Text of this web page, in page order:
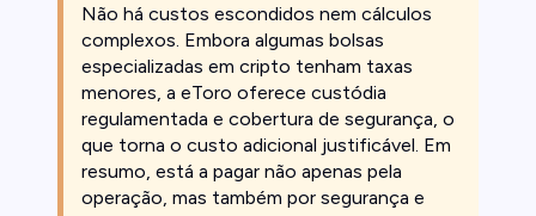
Não há custos escondidos nem cálculos
complexos. Embora algumas bolsas
especializadas em cripto tenham taxas
menores, a eToro oferece custódia
regulamentada e cobertura de segurança, o
que torna o custo adicional justificável. Em
resumo, está a pagar não apenas pela
operação, mas também por segurança e